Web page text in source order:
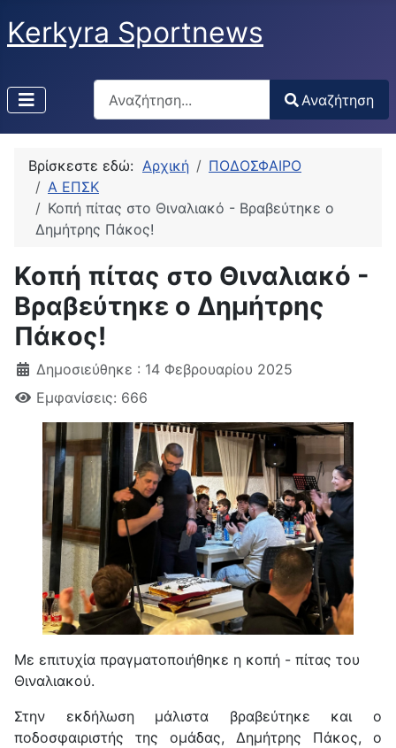
Kerkyra Sportnews
Αναζήτηση
Type 2 or more characters for results.
Αναζήτηση
Βρίσκεστε εδώ: Αρχική
ΠΟΔΟΣΦΑΙΡΟ
Α ΕΠΣΚ
Κοπή πίτας στο Θιναλιακό - Βραβεύτηκε ο
Δημήτρης Πάκος!
Κοπή πίτας στο Θιναλιακό -
Βραβεύτηκε ο Δημήτρης
Πάκος!
Δημοσιεύθηκε : 14 Φεβρουαρίου 2025
Εμφανίσεις: 666
Με επιτυχία πραγματοποιήθηκε η κοπή - πίτας του
Θιναλιακού.
Στην εκδήλωση μάλιστα βραβεύτηκε και ο
ποδοσφαιριστής της ομάδας, Δημήτρης Πάκος, ο